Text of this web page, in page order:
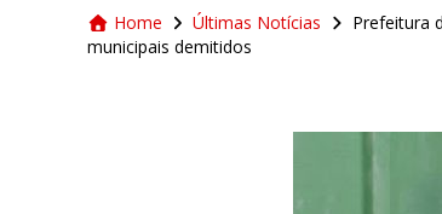
Home Últimas Notícias
Prefeitura
municipais demitidos